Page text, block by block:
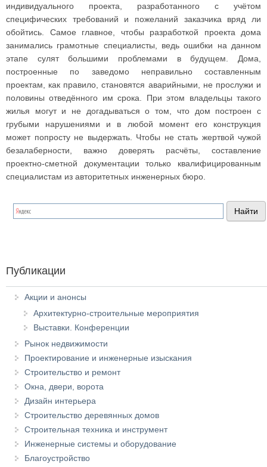
индивидуального проекта, разработанного с учётом
специфических требований и пожеланий заказчика вряд ли
обойтись. Самое главное, чтобы разработкой проекта дома
занимались грамотные специалисты, ведь ошибки на данном
этапе сулят большими проблемами в будущем. Дома,
построенные по заведомо неправильно составленным
проектам, как правило, становятся аварийными, не прослужи и
половины отведённого им срока. При этом владельцы такого
жилья могут и не догадываться о том, что дом построен с
грубыми нарушениями и в любой момент его конструкция
может попросту не выдержать. Чтобы не стать жертвой чужой
безалаберности, важно доверять расчёты, составление
проектно-сметной документации только квалифицированным
специалистам из авторитетных инженерных бюро.
Публикации
Акции и анонсы
Архитектурно-строительные мероприятия
Выставки. Конференции
Рынок недвижимости
Проектирование и инженерные изыскания
Строительство и ремонт
Окна, двери, ворота
Дизайн интерьера
Строительство деревянных домов
Строительная техника и инструмент
Инженерные системы и оборудование
Благоустройство